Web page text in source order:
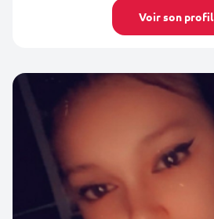
Voir son profil